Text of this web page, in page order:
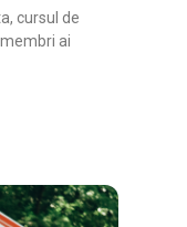
cursul de
ai